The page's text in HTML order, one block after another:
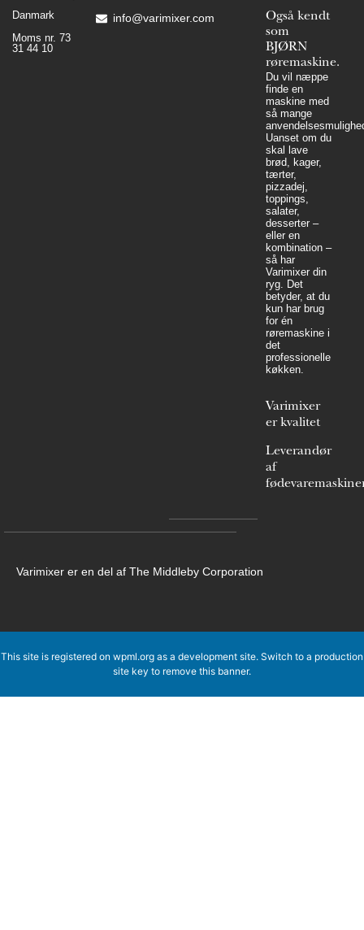
Danmark
Moms nr. 73
31 44 10
info@varimixer.com
Også kendt
som
BJØRN
røremaskine.
Du vil næppe
finde en
maskine med
så mange
Uanset om du
skal lave
brød, kager,
tærter,
pizzadej,
toppings,
salater,
desserter –
eller en
kombination –
så har
Varimixer din
ryg. Det
betyder, at du
kun har brug
for én
røremaskine i
det
professionelle
køkken.
Varimixer
er kvalitet
Leverandør
af
Varimixer er en del af The Middleby Corporation
This site is registered on wpml.org as a development site. Switch to a production
site key to remove this banner.